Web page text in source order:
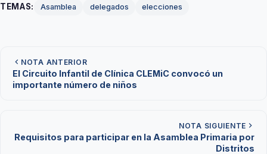
TEMAS: Asamblea delegados elecciones
NOTA ANTERIOR
El Circuito Infantil de Clínica CLEMiC convocó un
importante número de niños
NOTA SIGUIENTE
Requisitos para participar en la Asamblea Primaria por
Distritos